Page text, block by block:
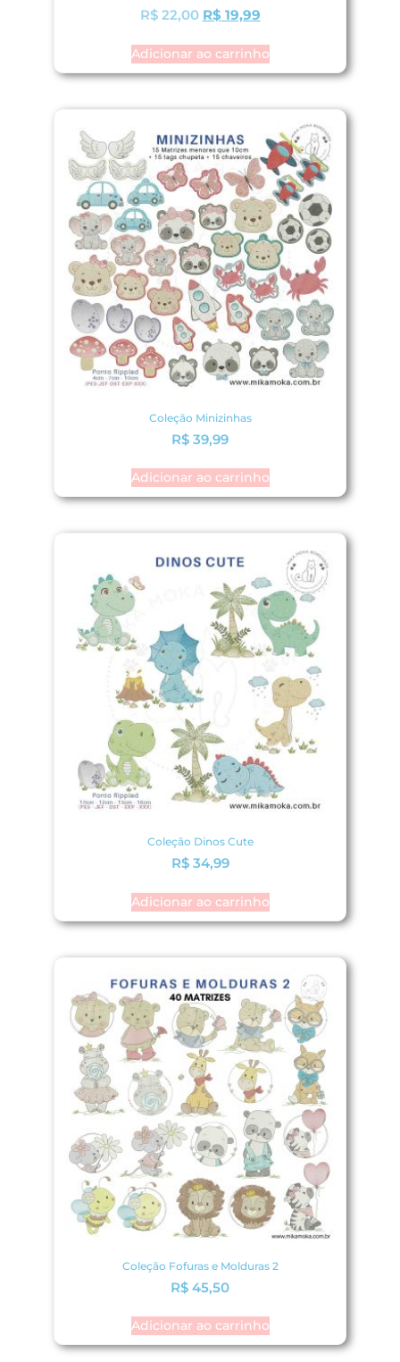
R$22,00 R$ 19,99
Adicionar ao carrinho
Coleção Minizinhas
R$ 39,99
Adicionar ao carrinho
Coleção Dinos Cute
R$34,99
Adicionar ao carrinho
Coleção Fofuras e Molduras 2
R$ 45,50
Adicionar ao carrinho